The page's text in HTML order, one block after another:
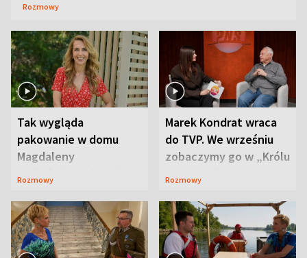
Rozmowy
Tak wygląda
pakowanie w domu
Magdaleny
Waligórskiej-Lisieckiej.
Rozmowy
Marek Kondrat wraca
do TVP. We wrześniu
zobaczymy go w „Królu
Maciusiu I”
Rozmowy